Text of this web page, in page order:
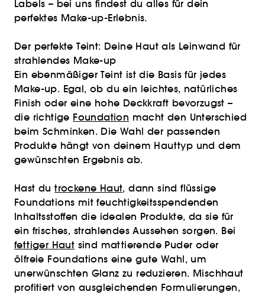
Labels – bei uns findest du alles für dein
perfektes Make-up-Erlebnis.
Der perfekte Teint: Deine Haut als Leinwand für
strahlendes Make-up
Ein ebenmäßiger Teint ist die Basis für jedes
Make-up. Egal, ob du ein leichtes, natürliches
Finish oder eine hohe Deckkraft bevorzugst –
die richtige Foundation macht den Unterschied
beim Schminken. Die Wahl der passenden
Produkte hängt von deinem Hauttyp und dem
gewünschten Ergebnis ab.
Hast dutrockene Haut, dann sind flüssige
Foundations mit feuchtigkeitsspendenden
Inhaltsstoffen die idealen Produkte, da sie für
ein frisches, strahlendes Aussehen sorgen. Bei
fettiger Haut sind mattierende Puder oder
ölfreie Foundations eine gute Wahl, um
unerwünschten Glanz zu reduzieren. Mischhaut
profitiert von ausgleichenden Formulierungen,